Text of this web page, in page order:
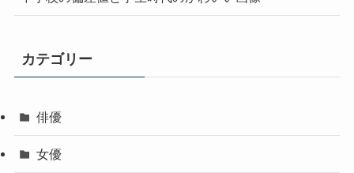
カテゴリー
俳優
女優